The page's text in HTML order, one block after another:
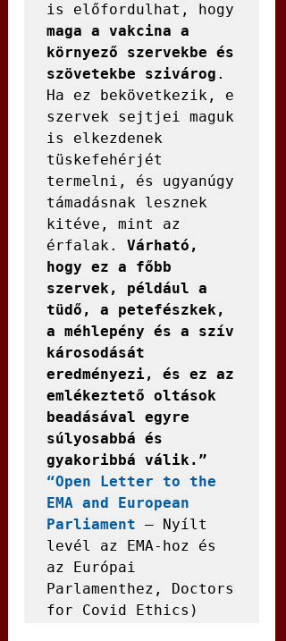
maga a vakcina a
környező szervekbe és
szövetekbe szivárog .
Ha ez bekövetkezik, e
szervek sejtjei maguk
is elkezdenek
tüskefehérjét
termelni, és ugyanúgy
támadásnak lesznek
kitéve, mint az
érfalak. Várható,
hogy ez a főbb
szervek, például a
tüdő, a petefészkek,
a méhlepény és a szív
károsodását
eredményezi, és ez az
emlékeztető oltások
beadásával egyre
súlyosabbá és
“Open Letter to the
EMA and European
Parliament – Nyílt
levél az EMA-hoz és
az Európai
Parlamenthez, Doctors